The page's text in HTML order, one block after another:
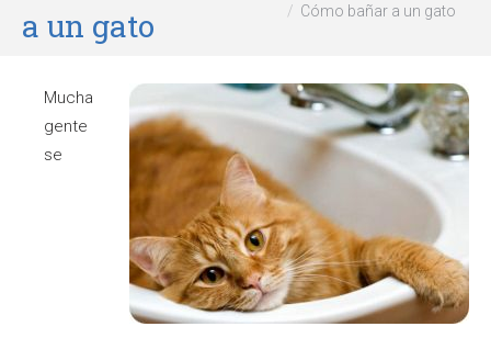
a un gato
Cómo bañar a un gato
Mucha
gente
se